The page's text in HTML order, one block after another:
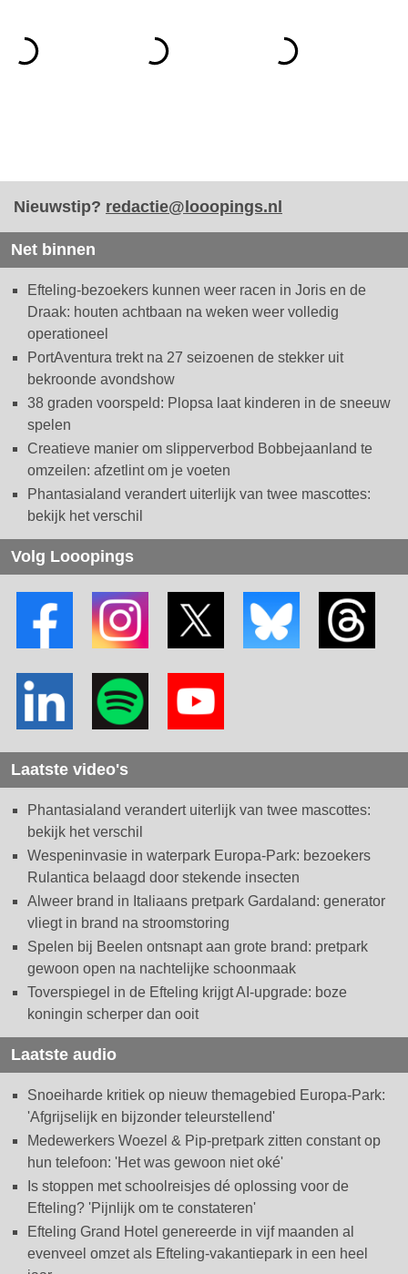
Nieuwstip? redactie@looopings.nl
Net binnen
Efteling-bezoekers kunnen weer racen in Joris en de
Draak: houten achtbaan na weken weer volledig
operationeel
PortAventura trekt na 27 seizoenen de stekker uit
bekroonde avondshow
38 graden voorspeld: Plopsa laat kinderen in de sneeuw
spelen
Creatieve manier om slipperverbod Bobbejaanland te
omzeilen: afzetlint om je voeten
Phantasialand verandert uiterlijk van twee mascottes:
bekijk het verschil
Volg Looopings
Laatste video's
Phantasialand verandert uiterlijk van twee mascottes:
bekijk het verschil
Wespeninvasie in waterpark Europa-Park: bezoekers
Rulantica belaagd door stekende insecten
Alweer brand in Italiaans pretpark Gardaland: generator
vliegt in brand na stroomstoring
Spelen bij Beelen ontsnapt aan grote brand: pretpark
gewoon open na nachtelijke schoonmaak
Toverspiegel in de Efteling krijgt AI-upgrade: boze
koningin scherper dan ooit
Laatste audio
Snoeiharde kritiek op nieuw themagebied Europa-Park:
'Afgrijselijk en bijzonder teleurstellend'
Medewerkers Woezel & Pip-pretpark zitten constant op
hun telefoon: 'Het was gewoon niet oké'
Is stoppen met schoolreisjes dé oplossing voor de
Efteling? 'Pijnlijk om te constateren'
Efteling Grand Hotel genereerde in vijf maanden al
evenveel omzet als Efteling-vakantiepark in een heel